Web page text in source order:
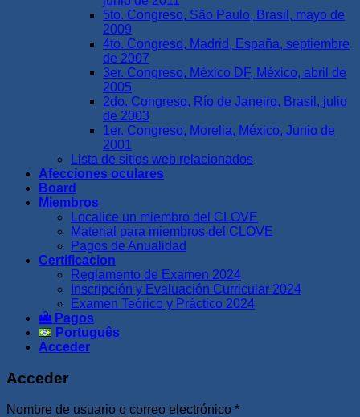
5to. Congreso, São Paulo, Brasil, mayo de
2009
4to. Congreso, Madrid, España, septiembre
de 2007
3er. Congreso, México DF, México, abril de
2005
2do. Congreso, Río de Janeiro, Brasil, julio
de 2003
1er. Congreso, Morelia, México, Junio de
2001
Lista de sitios web relacionados
Afecciones oculares
Board
Miembros
Localice un miembro del CLOVE
Material para miembros del CLOVE
Pagos de Anualidad
Certificacion
Reglamento de Examen 2024
Inscripción y Evaluación Curricular 2024
Examen Teórico y Práctico 2024
Pagos
Português
Acceder
Acceder
Nombre de usuario o correo electrónico *Obligatorio